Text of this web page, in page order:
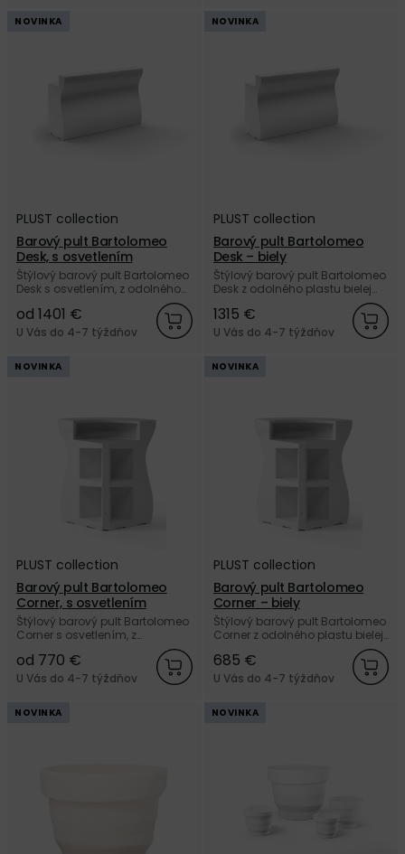
NOVINKA
PLUST collection
Barový pult Bartolomeo
Desk, s osvetlením
Štýlový barový pult Bartolomeo
Desk s osvetlením, z odolného
plastu od talianskej značky
PLUST collection.
od 1401 €
U Vás do 4-7 týždňov
NOVINKA
PLUST collection
Barový pult Bartolomeo
Desk – biely
Štýlový barový pult Bartolomeo
Desk z odolného plastu bielej
PLUST collection.
1315 €
U Vás do 4-7 týždňov
NOVINKA
PLUST collection
Barový pult Bartolomeo
Corner, s osvetlením
Štýlový barový pult Bartolomeo
Corner s osvetlením, z
odolného plastu od talianskej
značky PLUST collection.
od 770 €
U Vás do 4-7 týždňov
NOVINKA
PLUST collection
Barový pult Bartolomeo
Corner – biely
Štýlový barový pult Bartolomeo
Corner z odolného plastu bielej
PLUST collection.
685 €
U Vás do 4-7 týždňov
NOVINKA NOVINKA